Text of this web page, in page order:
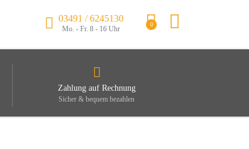
03491 / 6245130
Mo. - Fr. 8 - 16 Uhr
0
Zahlung auf Rechnung
Sicher & bequem bezahlen